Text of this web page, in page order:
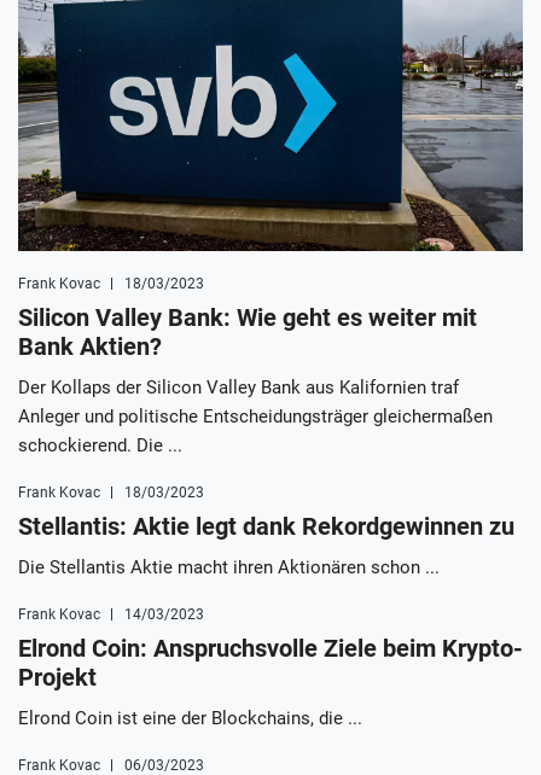
Frank Kovac 18/03/2023
Silicon Valley Bank: Wie geht es weiter mit
Bank Aktien?
Der Kollaps der Silicon Valley Bank aus Kalifornien traf
Anleger und politische Entscheidungsträger gleichermaßen
schockierend. Die ...
Frank Kovac 18/03/2023
Stellantis: Aktie legt dank Rekordgewinnen zu
Die Stellantis Aktie macht ihren Aktionären schon ...
Frank Kovac 14/03/2023
Elrond Coin: Anspruchsvolle Ziele beim Krypto-
Projekt
Elrond Coin ist eine der Blockchains, die ...
Frank Kovac 06/03/2023